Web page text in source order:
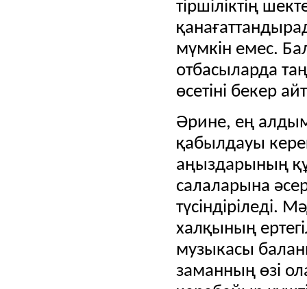
тіршіліктің
мүмкін емес.
отбасыларда
өсетіні бекер
Әрине, ең
қабылдауы
аңыздарының
салаларына
түсіндіріледі.
халқының
музыкасы
заманның өзі